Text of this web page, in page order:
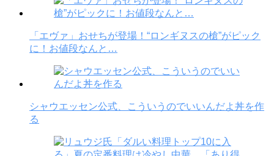
「エヴァ」おせちが登場！“ロンギヌスの槍”がピック
に！お値段なんと…
シャウエッセン公式、こういうのでいいんだよ丼を作
る